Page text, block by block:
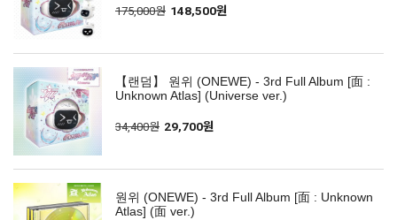
175,000원 148,500원
【랜덤】 원위 (ONEWE) - 3rd Full Album [面 :
Unknown Atlas] (Universe ver.)
34,400원 29,700원
원위 (ONEWE) - 3rd Full Album [面 : Unknown
Atlas] (面 ver.)